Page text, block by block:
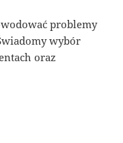
problemy
wybór
oraz